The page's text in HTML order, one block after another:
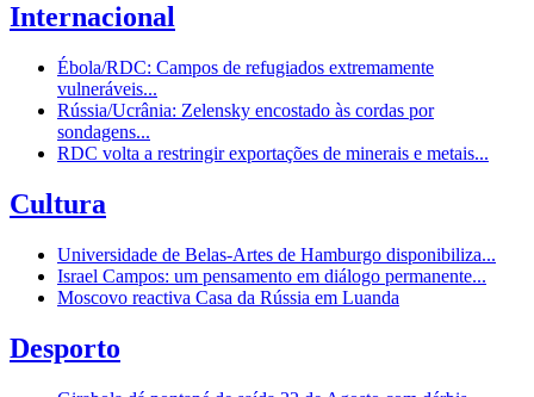
Internacional
Ébola/RDC: Campos de refugiados extremamente
vulneráveis...
Rússia/Ucrânia: Zelensky encostado às cordas por
sondagens...
RDC volta a restringir exportações de minerais e metais...
Cultura
Universidade de Belas-Artes de Hamburgo disponibiliza...
Israel Campos: um pensamento em diálogo permanente...
Moscovo reactiva Casa da Rússia em Luanda
Desporto